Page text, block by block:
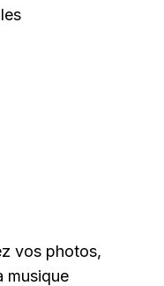
vos photos,
musique